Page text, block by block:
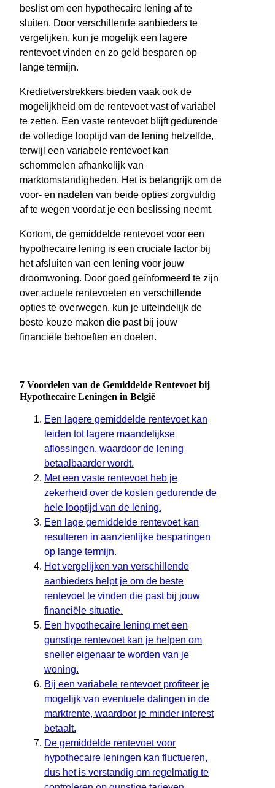
beslist om een hypothecaire lening af te
sluiten. Door verschillende aanbieders te
vergelijken, kun je mogelijk een lagere
rentevoet vinden en zo geld besparen op
lange termijn.
Kredietverstrekkers bieden vaak ook de
mogelijkheid om de rentevoet vast of variabel
te zetten. Een vaste rentevoet blijft gedurende
de volledige looptijd van de lening hetzelfde,
terwijl een variabele rentevoet kan
schommelen afhankelijk van
marktomstandigheden. Het is belangrijk om de
voor- en nadelen van beide opties zorgvuldig
af te wegen voordat je een beslissing neemt.
Kortom, de gemiddelde rentevoet voor een
hypothecaire lening is een cruciale factor bij
het afsluiten van een lening voor jouw
droomwoning. Door goed geïnformeerd te zijn
over actuele rentevoeten en verschillende
opties te overwegen, kun je uiteindelijk de
beste keuze maken die past bij jouw
financiële behoeften en doelen.
7 Voordelen van de Gemiddelde Rentevoet bij
Hypothecaire Leningen in België
Een lagere gemiddelde rentevoet kan
leiden tot lagere maandelijkse
aflossingen, waardoor de lening
betaalbaarder wordt.
Met een vaste rentevoet heb je
zekerheid over de kosten gedurende de
hele looptijd van de lening.
Een lage gemiddelde rentevoet kan
resulteren in aanzienlijke besparingen
op lange termijn.
Het vergelijken van verschillende
aanbieders helpt je om de beste
rentevoet te vinden die past bij jouw
financiële situatie.
Een hypothecaire lening met een
gunstige rentevoet kan je helpen om
sneller eigenaar te worden van je
woning.
Bij een variabele rentevoet profiteer je
mogelijk van eventuele dalingen in de
marktrente, waardoor je minder interest
betaalt.
De gemiddelde rentevoet voor
hypothecaire leningen kan fluctueren,
dus het is verstandig om regelmatig te